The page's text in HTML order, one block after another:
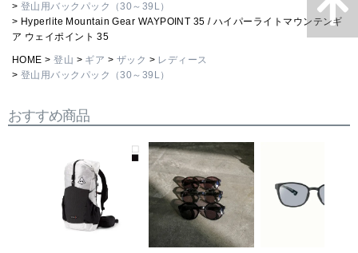
登山用バックパック（30～39L）
Hyperlite Mountain Gear WAYPOINT 35 / ハイパーライトマウンテンギ
ア ウェイポイント 35
HOME 登山 ギア ザック
レディース
登山用バックパック（30～39L）
おすすめ商品